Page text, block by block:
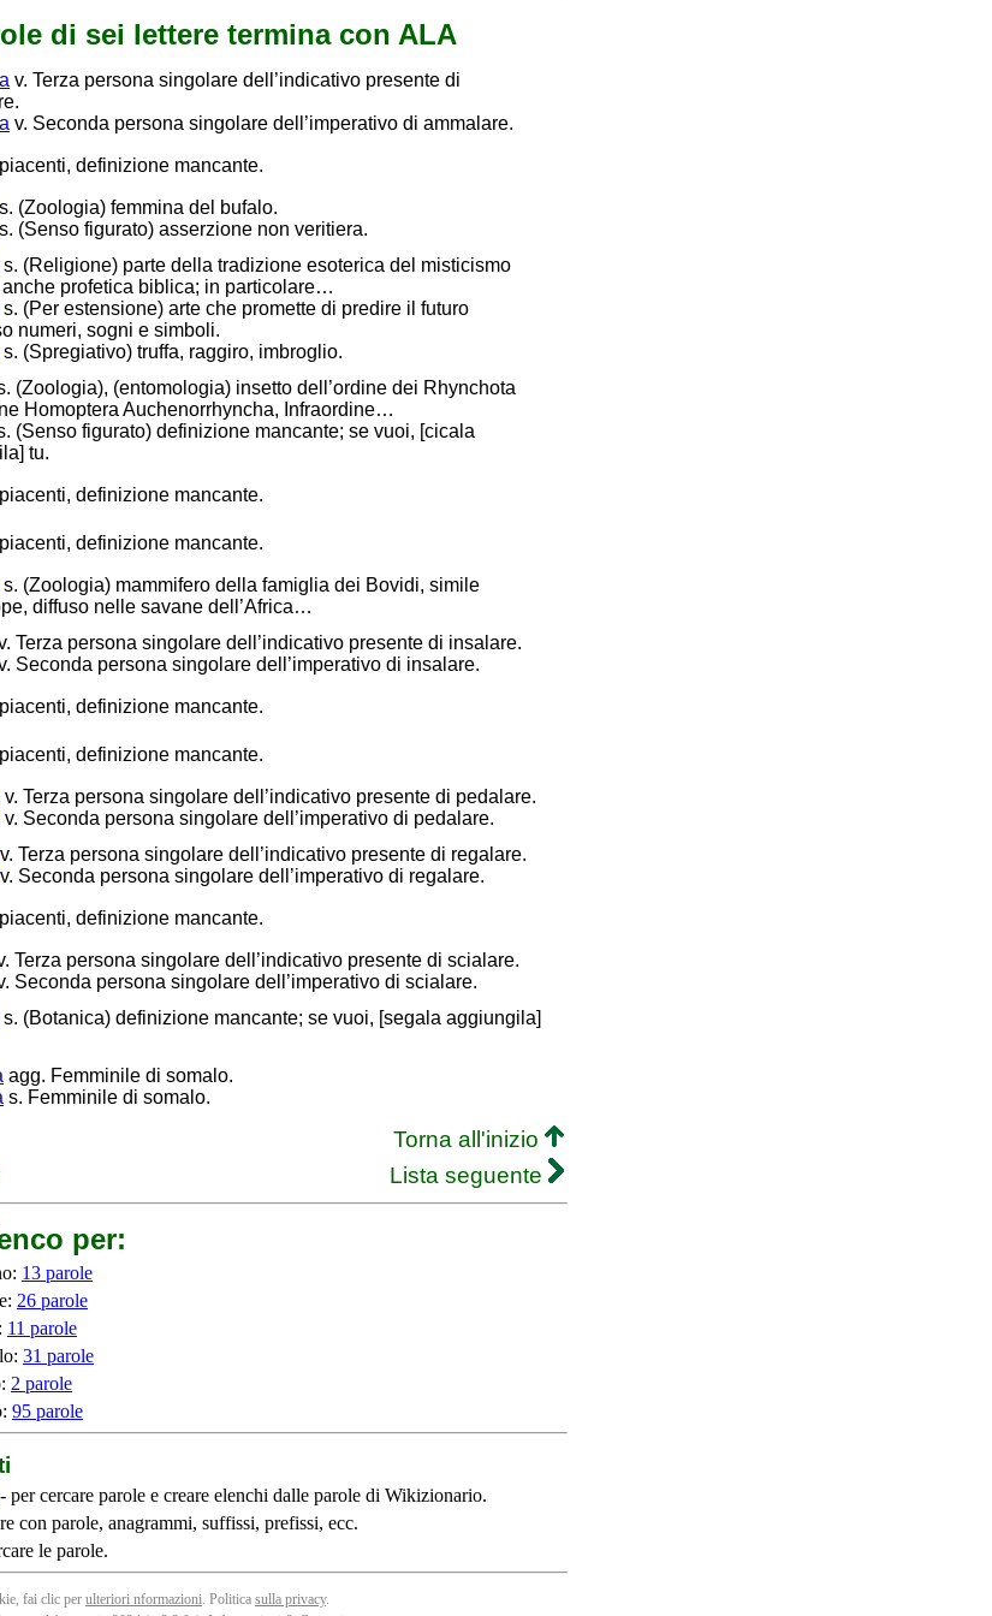
di sei lettere termina con ALA
v. Terza persona singolare dell’indicativo presente di
v. Seconda persona singolare dell’imperativo di ammalare.
definizione mancante.
s. (Zoologia) femmina del bufalo.
s. (Senso figurato) asserzione non veritiera.
s. (Religione) parte della tradizione esoterica del misticismo
profetica biblica; in particolare…
s. (Per estensione) arte che promette di predire il futuro
numeri, sogni e simboli.
s. (Spregiativo) truffa, raggiro, imbroglio.
(Zoologia), (entomologia) insetto dell’ordine dei Rhynchota
Homoptera Auchenorrhyncha, Infraordine…
(Senso figurato) definizione mancante; se vuoi, [cicala
tu.
definizione mancante.
definizione mancante.
s. (Zoologia) mammifero della famiglia dei Bovidi, simile
diffuso nelle savane dell’Africa…
Terza persona singolare dell’indicativo presente di insalare.
Seconda persona singolare dell’imperativo di insalare.
definizione mancante.
definizione mancante.
v. Terza persona singolare dell’indicativo presente di pedalare.
v. Seconda persona singolare dell’imperativo di pedalare.
v. Terza persona singolare dell’indicativo presente di regalare.
v. Seconda persona singolare dell’imperativo di regalare.
definizione mancante.
Terza persona singolare dell’indicativo presente di scialare.
Seconda persona singolare dell’imperativo di scialare.
s. (Botanica) definizione mancante; se vuoi, [segala aggiungila]
agg. Femminile di somalo.
s. Femminile di somalo.
Torna all'inizio
Lista seguente
per:
13 parole
26 parole
11 parole
31 parole
2 parole
95 parole
- per cercare parole e creare elenchi dalle parole di Wikizionario.
con parole, anagrammi, suffissi, prefissi, ecc.
le parole.
fai clic per ulteriori nformazioni. Politica sulla privacy.